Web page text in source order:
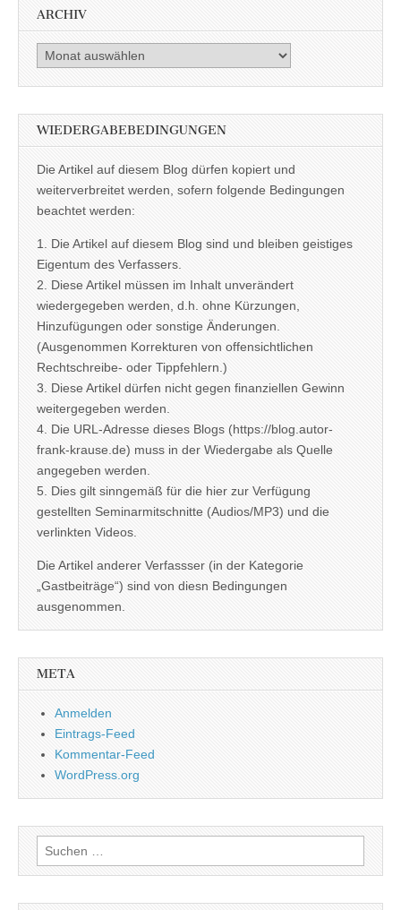
ARCHIV
Archiv
WIEDERGABEBEDINGUNGEN
Die Artikel auf diesem Blog dürfen kopiert und
weiterverbreitet werden, sofern folgende Bedingungen
beachtet werden:
1. Die Artikel auf diesem Blog sind und bleiben geistiges
Eigentum des Verfassers.
2. Diese Artikel müssen im Inhalt unverändert
wiedergegeben werden, d.h. ohne Kürzungen,
Hinzufügungen oder sonstige Änderungen.
(Ausgenommen Korrekturen von offensichtlichen
Rechtschreibe- oder Tippfehlern.)
3. Diese Artikel dürfen nicht gegen finanziellen Gewinn
weitergegeben werden.
4. Die URL-Adresse dieses Blogs (https://blog.autor-
frank-krause.de) muss in der Wiedergabe als Quelle
angegeben werden.
5. Dies gilt sinngemäß für die hier zur Verfügung
gestellten Seminarmitschnitte (Audios/MP3) und die
verlinkten Videos.
Die Artikel anderer Verfassser (in der Kategorie
„Gastbeiträge“) sind von diesn Bedingungen
ausgenommen.
META
Anmelden
Eintrags-Feed
Kommentar-Feed
WordPress.org
Suchen
nach: